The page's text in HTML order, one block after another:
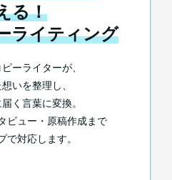
る！
ライティング
ーライターが、
いを整理し、
く言葉に変換。
ビュー・原稿作成まで
で対応します。